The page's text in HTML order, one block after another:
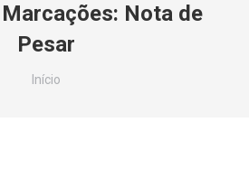
Nota de
Pesar
Você está aqui:
Início